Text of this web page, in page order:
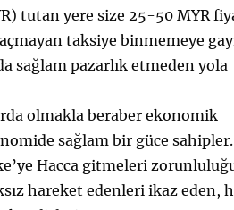
tutan yere size 25-50 MYR
taksiye binmemeye
sağlam pazarlık etmeden yola
olmakla beraber ekonomik
sağlam bir güce sahipler.
Hacca gitmeleri
hareket edenleri ikaz eden,